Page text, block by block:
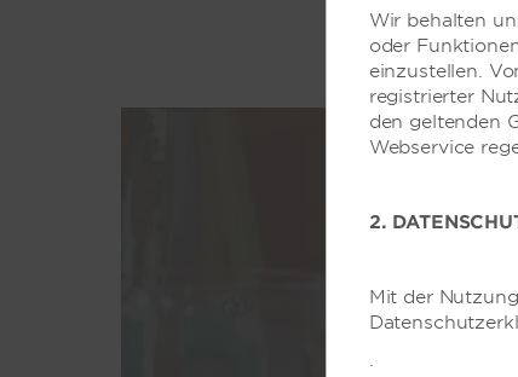
Wir behalten
oder
einzustellen.
registrierter
den geltenden
Webservice
2.
Mit der
.